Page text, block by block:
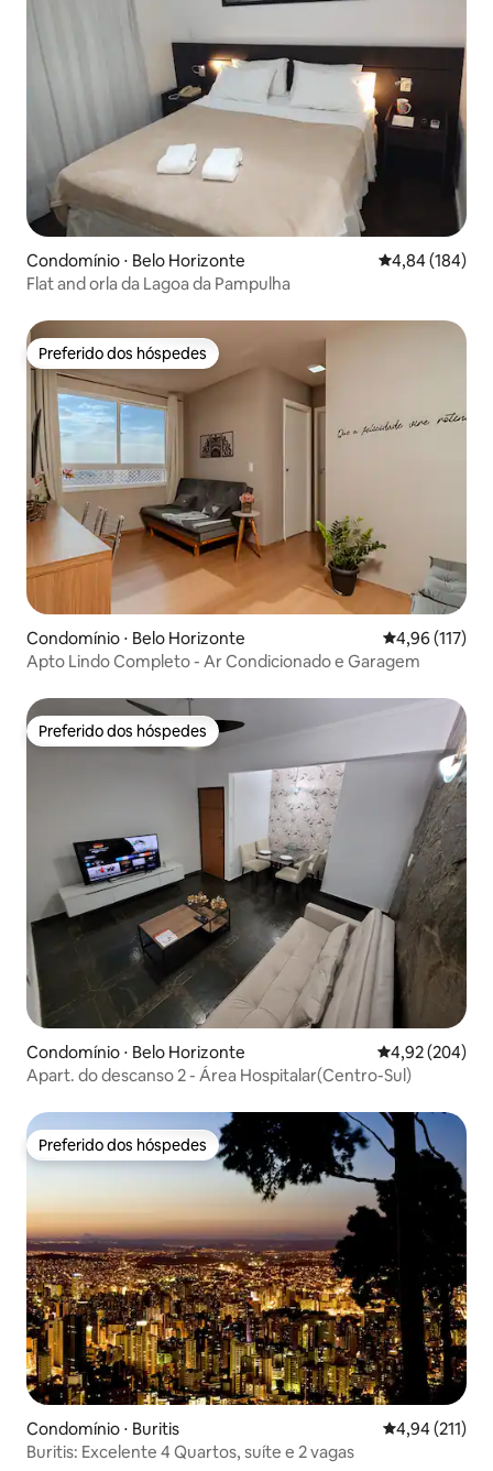
Condomínio ⋅ Belo Horizonte 4,84 de uma
4,84 (184)
Flat and orla da Lagoa da Pampulha
Preferido dos hóspedes
Preferido dos hóspedes
Condomínio ⋅ Belo Horizonte 4,96 de uma
4,96 (117)
Apto Lindo Completo - Ar Condicionado e Garagem
Preferido dos hóspedes
Preferido dos hóspedes
Condomínio ⋅ Belo Horizonte 4,92 de uma
4,92 (204)
Apart. do descanso 2 - Área Hospitalar(Centro-Sul)
Preferido dos hóspedes
Preferido dos hóspedes
Condomínio ⋅ Buritis 4,94 de uma
4,94 (211)
Buritis: Excelente 4 Quartos, suíte e 2 vagas